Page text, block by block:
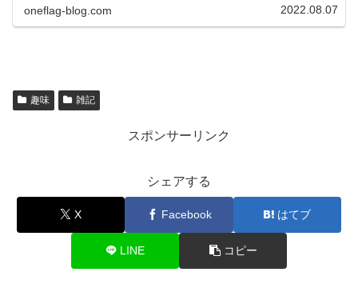
oneflag-blog.com 2022.08.07
趣味 雑記
スポンサーリンク
シェアする
X Facebook はてブ
LINE コピー